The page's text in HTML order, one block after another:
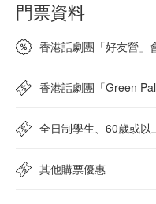
門票資料
香港話劇團「好友營」
香港話劇團「Green
全日制學生、60歲或以
其他購票優惠